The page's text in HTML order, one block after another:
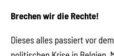
Brechen wir die Rechte!
Dieses alles passiert vor